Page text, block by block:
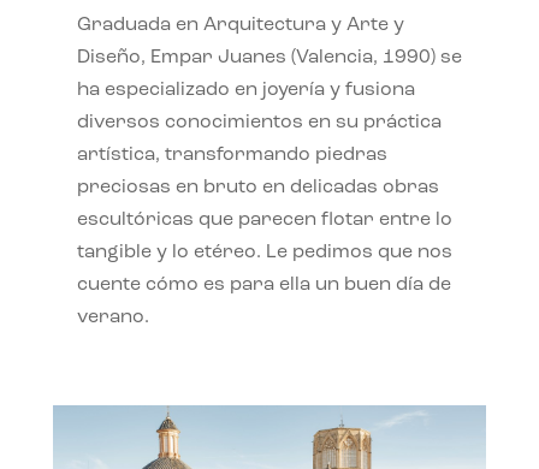
Graduada en Arquitectura y Arte y
Diseño, Empar Juanes (Valencia, 1990) se
ha especializado en joyería y fusiona
diversos conocimientos en su práctica
artística, transformando piedras
preciosas en bruto en delicadas obras
escultóricas que parecen flotar entre lo
tangible y lo etéreo. Le pedimos que nos
cuente cómo es para ella un buen día de
verano.